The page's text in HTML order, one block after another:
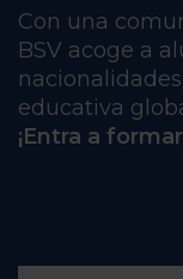
Con una
BSV acoge a
educativa
¡Entra a